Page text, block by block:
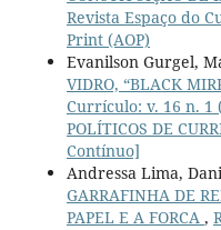
Revista Espaço do
Print (AOP)
Evanilson Gurgel,
VIDRO, “BLACK
Currículo: v. 16 n. 1
POLÍTICOS DE
Contínuo]
Andressa Lima,
GARRAFINHA DE
PAPEL E A FORCA ,